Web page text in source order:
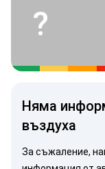
?
Няма
въздуха
За съжаление,